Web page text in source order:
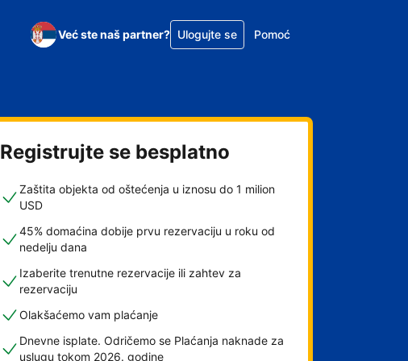
Već ste naš partner? Ulogujte se Pomoć
Registrujte se besplatno
Zaštita objekta od oštećenja u iznosu do 1 milion
USD
45% domaćina dobije prvu rezervaciju u roku od
nedelju dana
Izaberite trenutne rezervacije ili zahtev za
rezervaciju
Olakšaćemo vam plaćanje
Dnevne isplate. Odričemo se Plaćanja naknade za
uslugu tokom 2026. godine